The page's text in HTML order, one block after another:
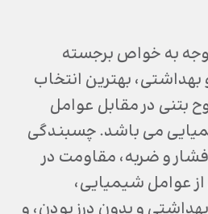
به خواص برجسته
بهترین انتخاب
بتنی در مقابل عوامل
می باشد. چسبندگی
فشار و ضربه، مقاومت در
عوامل شیمیایی،